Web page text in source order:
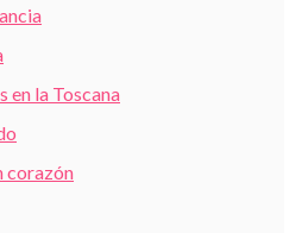
en la Toscana
corazón